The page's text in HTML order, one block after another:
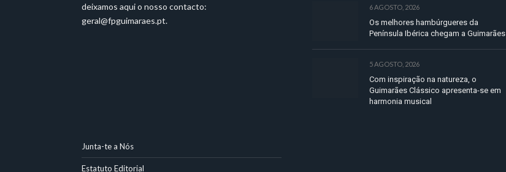
deixamos aqui o nosso contacto:
geral@fpguimaraes.pt.
6 AGOSTO, 2026
Os melhores hambúrgueres da
Península Ibérica chegam a Guimarães
5 AGOSTO, 2026
Com inspiração na natureza, o
Guimarães Clássico apresenta-se em
harmonia musical
Junta-te a Nós
Estatuto Editorial